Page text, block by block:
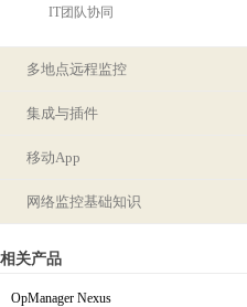
IT团队协同
多地点远程监控
集成与插件
移动App
网络监控基础知识
相关产品
OpManager Nexus